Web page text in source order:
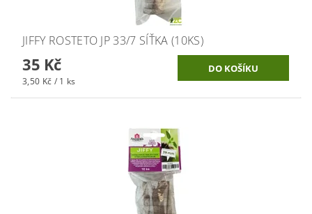
JIFFY ROSTETO JP 33/7 SÍŤKA (10KS)
35 Kč
3,50 Kč / 1 ks